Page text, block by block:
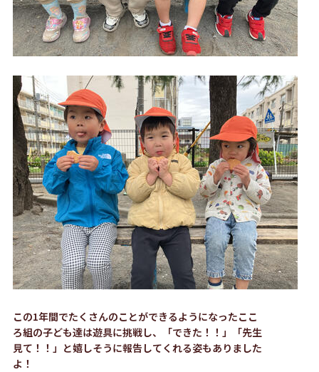
この1年間でたくさんのことができるようになったここ
ろ組の子ども達は遊具に挑戦し、「できた！！」「先生
見て！！」と嬉しそうに報告してくれる姿もありました
よ！